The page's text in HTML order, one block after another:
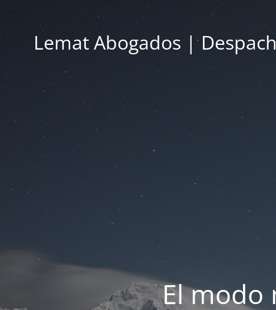
Lemat Abogados |
El modo